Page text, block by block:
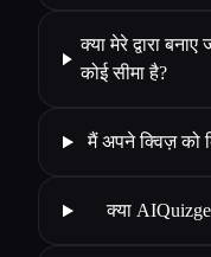
क्या मेरे द्वारा
कोई सीमा है?
मैं अपने क्विज़ को
क्या